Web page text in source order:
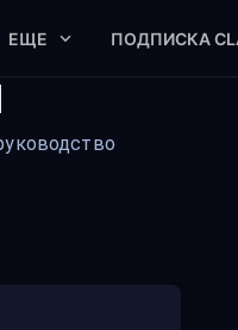
ЕЩЕ ПОДПИСКА